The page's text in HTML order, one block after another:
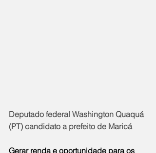
Deputado federal Washington Quaquá
(PT) candidato a prefeito de Maricá
Gerar renda e oportunidade para os